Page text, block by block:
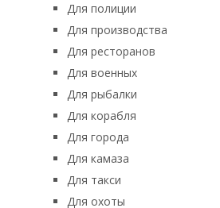
Для полиции
Для производства
Для ресторанов
Для военных
Для рыбалки
Для корабля
Для города
Для камаза
Для такси
Для охоты